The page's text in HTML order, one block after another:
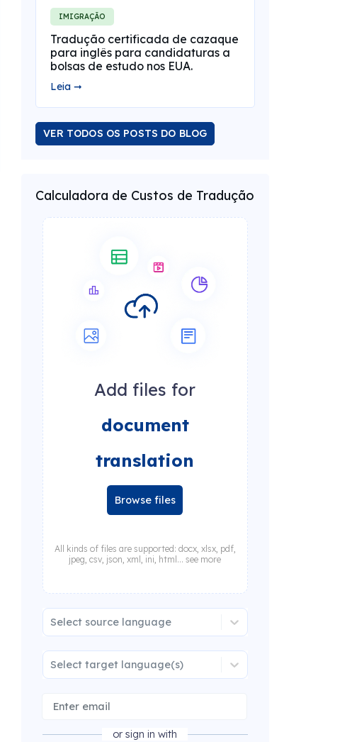
IMIGRAÇÃO
Tradução certificada de cazaque
para inglês para candidaturas a
bolsas de estudo nos EUA.
Leia ➞
VER TODOS OS POSTS DO BLOG
Calculadora de Custos de Tradução
Add files for
document
translation
Browse files
All kinds of files are supported: docx, xlsx, pdf,
jpeg, csv, json, xml, ini, html... see more
Select source language
Select target language(s)
or sign in with